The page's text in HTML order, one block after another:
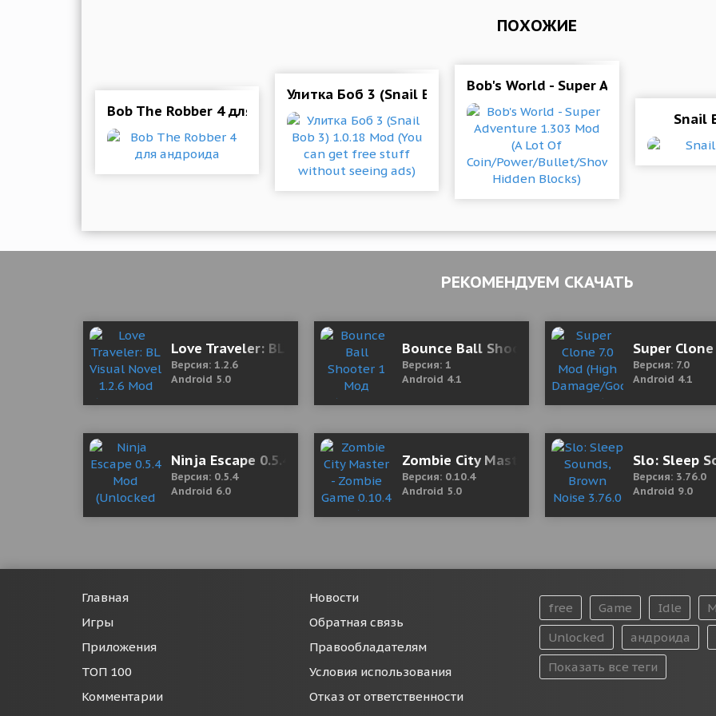
ПОХОЖИЕ
Bob The Robber 4 для андроида
Улитка Боб 3 (Snail Bob 3) 1.0.18 Mod (You can get free stuff
Bob's World - Super Adventure
Snail
РЕКОМЕНДУЕМ СКАЧАТЬ
Love Traveler: BL Visual Novel 1.2.6 Mod (Unlimited Diamonds)
Версия: 1.2.6
Android 5.0
Bounce Ball Shooter 1 Мод (полная версия)
Версия: 1
Android 4.1
Super
Версия: 7.0
Android 4.1
Ninja Escape 0.5.4 Mod (Unlocked All Characters)
Версия: 0.5.4
Android 6.0
Zombie City Master - Zombie Game 0.10.4
Версия: 0.10.4
Android 5.0
Slo: Sleep
Версия: 3.76.0
Android 9.0
Главная
Игры
Приложения
ТОП 100
Комментарии
Новости
Обратная связь
Правообладателям
Условия использования
Отказ от ответственности
free Game Idle
Unlocked
андроида
Показать все теги